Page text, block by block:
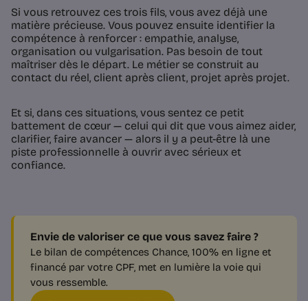
Si vous retrouvez ces trois fils, vous avez déjà une
matière précieuse. Vous pouvez ensuite identifier la
compétence à renforcer : empathie, analyse,
organisation ou vulgarisation. Pas besoin de tout
maîtriser dès le départ. Le métier se construit au
contact du réel, client après client, projet après projet.
Et si, dans ces situations, vous sentez ce petit
battement de cœur — celui qui dit que vous aimez aider,
clarifier, faire avancer — alors il y a peut-être là une
piste professionnelle à ouvrir avec sérieux et
confiance.
Envie de valoriser ce que vous savez faire ?
Le bilan de compétences Chance, 100% en ligne et
financé par votre CPF, met en lumière la voie qui
vous ressemble.